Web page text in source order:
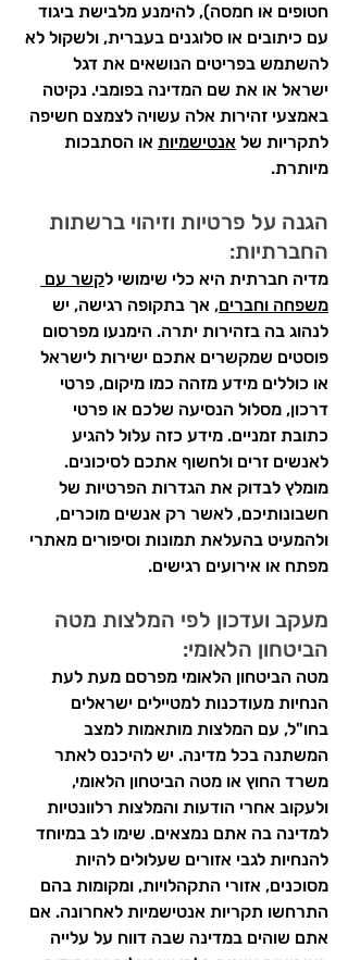
חטופים או חמסה), להימנע מלבישת ביגוד
עם כיתובים או סלוגנים בעברית, ולשקול לא
להשתמש בפריטים הנושאים את דגל
ישראל או את שם המדינה בפומבי. נקיטה
באמצעי זהירות אלה עשויה לצמצם חשיפה
לתקריות של אנטישמיות או הסתבכות
מיותרת.
הגנה על פרטיות וזיהוי ברשתות
החברתיות:
מדיה חברתית היא כלי שימושי לקשר עם
משפחה וחברים, אך בתקופה רגישה, יש
לנהוג בה בזהירות יתרה. הימנעו מפרסום
פוסטים שמקשרים אתכם ישירות לישראל
או כוללים מידע מזהה כמו מיקום, פרטי
דרכון, מסלול הנסיעה שלכם או פרטי
כתובת זמניים. מידע כזה עלול להגיע
לאנשים זרים ולחשוף אתכם לסיכונים.
מומלץ לבדוק את הגדרות הפרטיות של
חשבונותיכם, לאשר רק אנשים מוכרים,
ולהמעיט בהעלאת תמונות וסיפורים מאתרי
מפתח או אירועים רגישים.
מעקב ועדכון לפי המלצות מטה
הביטחון הלאומי:
מטה הביטחון הלאומי מפרסם מעת לעת
הנחיות מעודכנות למטיילים ישראלים
בחו"ל, עם המלצות מותאמות למצב
המשתנה בכל מדינה. יש להיכנס לאתר
משרד החוץ או מטה הביטחון הלאומי,
ולעקוב אחרי הודעות והמלצות רלוונטיות
למדינה בה אתם נמצאים. שימו לב במיוחד
להנחיות לגבי אזורים שעלולים להיות
מסוכנים, אזורי התקהלויות, ומקומות בהם
התרחשו תקריות אנטישמיות לאחרונה. אם
אתם שוהים במדינה שבה דווח על עלייה